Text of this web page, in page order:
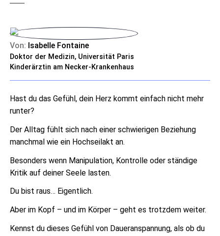
Von: Isabelle Fontaine
Doktor der Medizin, Universität Paris
Kinderärztin am Necker-Krankenhaus
Hast du das Gefühl, dein Herz kommt einfach nicht mehr
runter?
Der Alltag fühlt sich nach einer schwierigen Beziehung
manchmal wie ein Hochseilakt an.
Besonders wenn Manipulation, Kontrolle oder ständige
Kritik auf deiner Seele lasten.
Du bist raus… Eigentlich.
Aber im Kopf – und im Körper – geht es trotzdem weiter.
Kennst du dieses Gefühl von Daueranspannung, als ob du